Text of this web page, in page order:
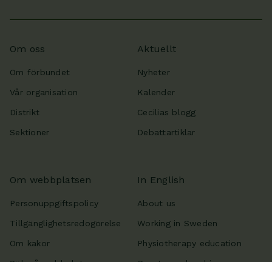
Om oss
Om förbundet
Vår organisation
Distrikt
Sektioner
Aktuellt
Nyheter
Kalender
Cecilias blogg
Debattartiklar
Om webbplatsen
Personuppgiftspolicy
Tillgänglighetsredogörelse
Om kakor
In English
About us
Working in Sweden
Physiotherapy education